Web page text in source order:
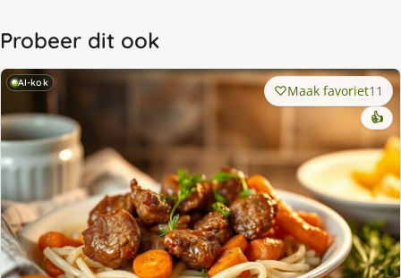
Probeer dit ook
AI-kok Maak favoriet11
👍